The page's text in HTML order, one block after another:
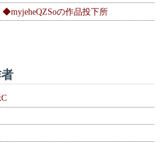
◆myjeheQZSoの作品投下所